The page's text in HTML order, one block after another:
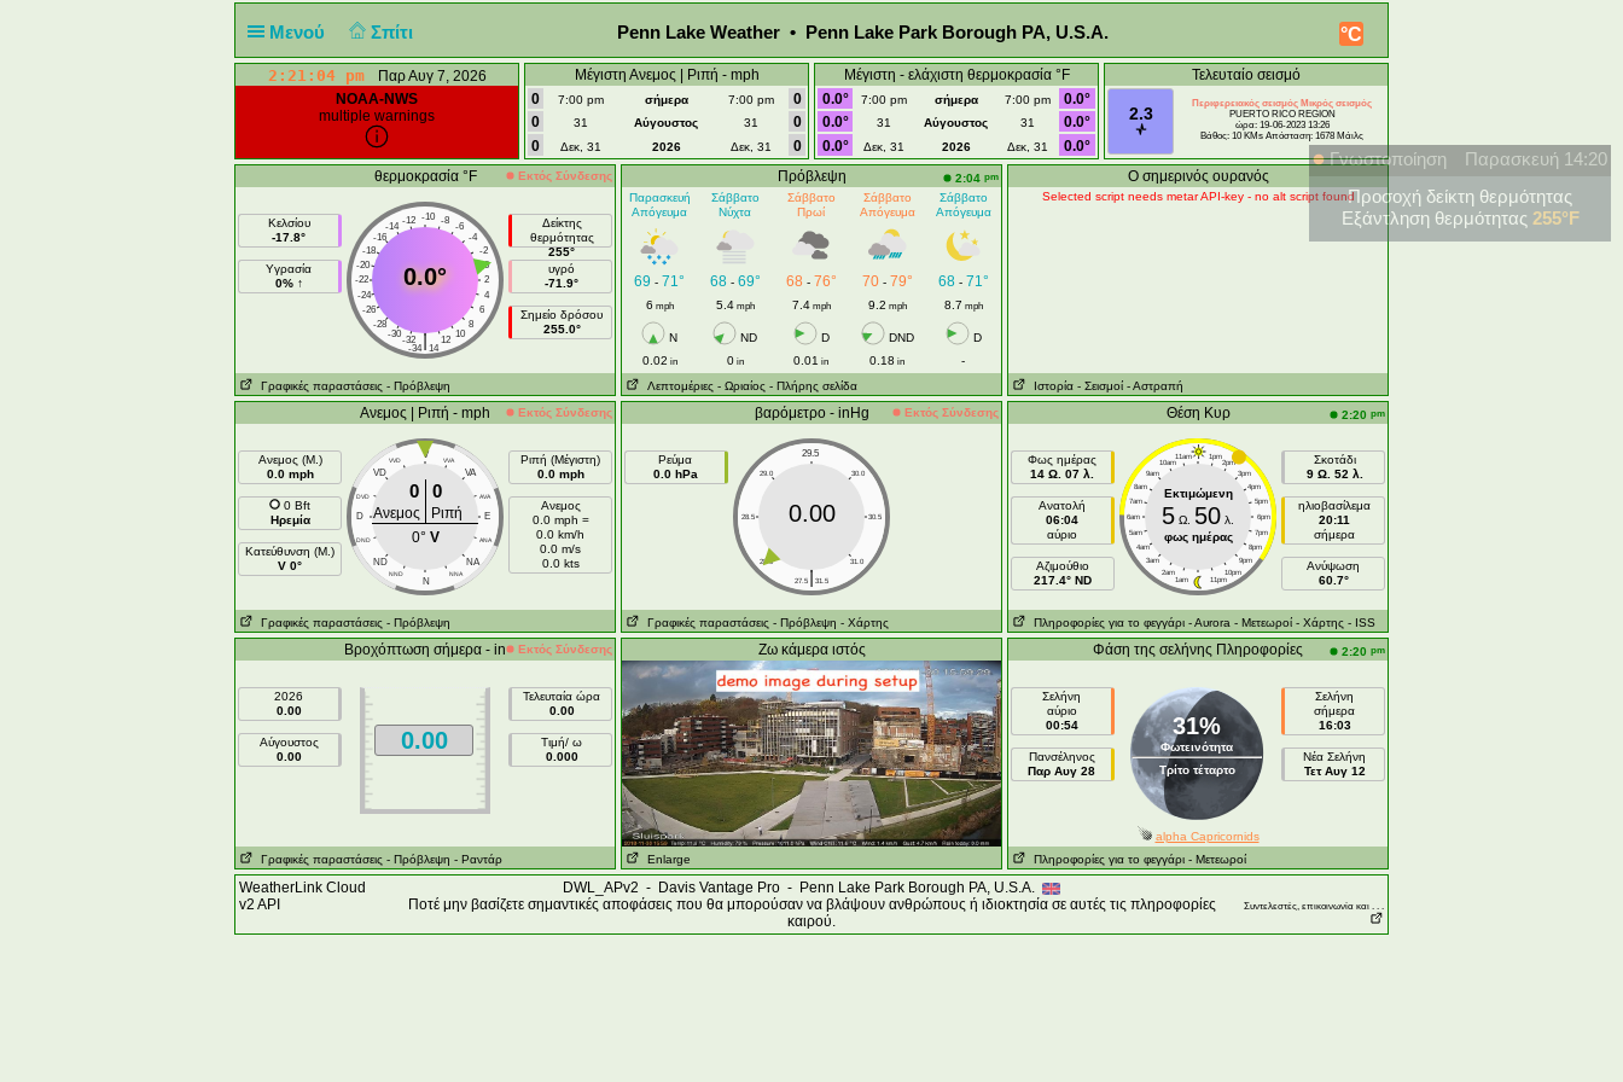
Μενού Σπίτι °C
Penn Lake Weather • Penn Lake Park Borough PA, U.S.A.
2:21:05 pm
Παρ Αυγ 7, 2026
NOAA-NWS
multiple warnings
Μέγιστη Ανεμος | Ριπή - mph
0
7:00 pm σήμερα 7:00 pm
0
0
31 Αύγουστος 31
0
0
Δεκ, 31 2026 Δεκ, 31 0
Μέγιστη - ελάχιστη θερμοκρασία °F
0.0°
7:00 pm σήμερα 7:00 pm
0.0°
0.0°
31 Αύγουστος 31
0.0°
0.0°
Δεκ, 31 2026 Δεκ, 31 0.0°
Τελευταίο σεισμό
2.3
Περιφερειακός σεισμός Μικρός σεισμός
PUERTO RICO REGION
ώρα: 19-06-2023 13:26
Βάθος: 10 KMs Απόσταση: 1678 Μάιλς
θερμοκρασία °F Εκτός Σύνδεσης
Κελσίου
-17.8°
Υγρασία
0% ↑
-10
-12 -8
-14
-6
-16
-4
-18
-2
-20
0
-22
2
-24
4
-26
6
-28
8
-30
10
-32 12
|
-34 14
0.0°
Δείκτης
θερμότητας
255°
υγρό
-71.9°
Σημείο δρόσου
255.0°
Γραφικές παραστάσεις - Πρόβλεψη
Πρόβλεψη 2:04 pm
Παρασκευή
Απόγευμα
Σάββατο
Νύχτα
Σάββατο
Πρωί
Σάββατο
Απόγευμα
Σάββατο
Απόγευμα
69 - 71° 68- 69° 68 - 76° 70- 79° 68- 71°
6 mph 5.4mph 7.4mph 9.2 mph 8.7 mph
N ND D DND
D
0.02 in 0in 0.01 in 0.18 in
-
Λεπτομέριες - Ωριαίος - Πλήρης σελίδα
Ο σημερινός ουρανός
Selected script needs metar API-key - no alt script found
Ιστορία - Σεισμοί - Αστραπή
Ανεμος | Ριπή - mph Εκτός Σύνδεσης
Ανεμος (Μ.)
0.0 mph
0 Bft
Ηρεμία
Κατεύθυνση (Μ.)
V 0°
V
VVD VVA
VD VA
DVD AVA
D E
DND ANA
ND NA
NND NNA
N
0 0
Ανεμος
Ριπή
0° V
Ριπή (Μέγιστη)
0.0 mph
Ανεμος
0.0 mph =
0.0 km/h
0.0 m/s
0.0 kts
Γραφικές παραστάσεις - Πρόβλεψη
βαρόμετρο - inHg Εκτός Σύνδεσης
Ρεύμα
0.0 hPa
29.5
29.0 30.0
28.5 30.5
28.0 31.0
|
27.5 31.5
0.00
Γραφικές παραστάσεις - Πρόβλεψη - Χάρτης
Θέση Κυρ 2:20 pm
Φως ημέρας
14 Ω. 07 λ.
Ανατολή
06:04
αύριο
Aζιμούθιο
217.4° ND
11am 1pm
10am 2pm
9am 3pm
8am 4pm
7am 5pm
6am 6pm
5am 7pm
4am 8pm
3am 9pm
2am 10pm
1am 11pm
Εκτιμώμενη
5 Ω. 50 λ.
φως ημέρας
Σκοτάδι
9 Ω. 52 λ.
ηλιοβασίλεμα
20:11
σήμερα
Ανύψωση
60.7°
Πληροφορίες για το φεγγάρι - Αυrora - Μετεωροί - Χάρτης - ISS
Βροχόπτωση σήμερα - in Εκτός Σύνδεσης
2026
0.00
Αύγουστος
0.00
0.00
Τελευταία ώρα
0.00
Τιμή/ ω
0.000
Γραφικές παραστάσεις - Πρόβλεψη - Ραντάρ
Ζω κάμερα ιστός
Enlarge
Φάση της σελήνης Πληροφορίες 2:20 pm
Σελήνη
αύριο
00:54
Πανσέληνος
Παρ Αυγ 28
31%
Φωτεινότητα
Τρίτο τέταρτο
Σελήνη
σήμερα
16:03
Νέα Σελήνη
Τετ Αυγ 12
alpha Capricornids
Πληροφορίες για το φεγγάρι - Μετεωροί
WeatherLink Cloud
v2 API
DWL_APv2 - Davis Vantage Pro - Penn Lake Park Borough PA, U.S.A.
Ποτέ μην βασίζετε σημαντικές αποφάσεις που θα μπορούσαν να βλάψουν ανθρώπους ή ιδιοκτησία σε αυτές τις πληροφορίες
καιρού.
Συντελεστές, επικοινωνία και . . .
Γνωστοποίηση
Παρασκευή 14:20
Προσοχή δείκτη θερμότητας
Εξάντληση θερμότητας 255°F